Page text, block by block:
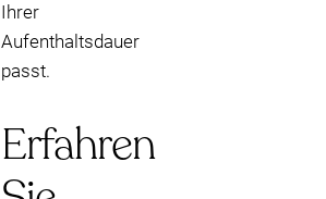
Ihrer
Aufenthaltsdauer
passt.
Erfahren